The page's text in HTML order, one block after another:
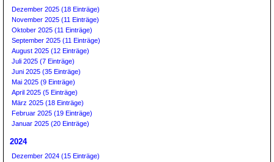
Dezember 2025 (18 Einträge)
November 2025 (11 Einträge)
Oktober 2025 (11 Einträge)
September 2025 (11 Einträge)
August 2025 (12 Einträge)
Juli 2025 (7 Einträge)
Juni 2025 (35 Einträge)
Mai 2025 (9 Einträge)
April 2025 (5 Einträge)
März 2025 (18 Einträge)
Februar 2025 (19 Einträge)
Januar 2025 (20 Einträge)
2024
Dezember 2024 (15 Einträge)